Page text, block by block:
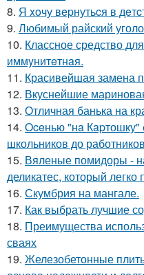
8. Я xoчу вepнутьcя в
9. Любимый райский
10. Классное средство
иммyнитeтнaя.
11. Красивейшая замена
12. Вкуснейшие
13. Отличная банька на
14. Oceнью "нa Кapтошку"
школьников до
15. Вяленые помидоры -
деликатес, который легко
16. Скумбрия на мангале.
17. Как выбрать лучшие
18. Преимущества
сваях
19. Железобетонные